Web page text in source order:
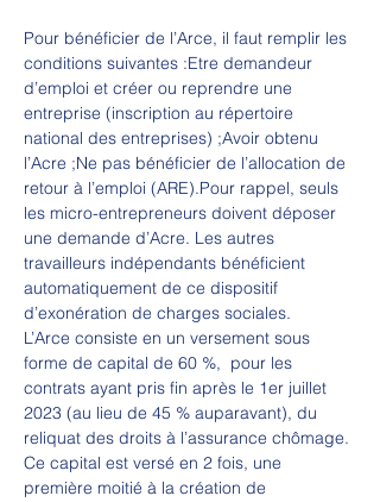
Pour bénéficier de l’Arce, il faut remplir les
conditions suivantes :Etre demandeur
d’emploi et créer ou reprendre une
entreprise (inscription au répertoire
national des entreprises) ;Avoir obtenu
l’Acre ;Ne pas bénéficier de l’allocation de
retour à l’emploi (ARE).Pour rappel, seuls
les micro-entrepreneurs doivent déposer
une demande d’Acre. Les autres
travailleurs indépendants bénéficient
automatiquement de ce dispositif
d’exonération de charges sociales.
L’Arce consiste en un versement sous
forme de capital de 60 %,  pour les
contrats ayant pris fin après le 1er juillet
2023 (au lieu de 45 % auparavant), du
reliquat des droits à l’assurance chômage.
Ce capital est versé en 2 fois, une
première moitié à la création de